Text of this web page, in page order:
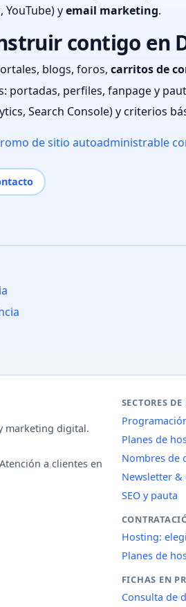
YouTube) yemail marketing.
contigo en
blogs, foros, carritos de
portadas, perfiles, fanpage y
Search Console) y criterios
de sitio autoadministrable
marketing digital.
a clientes en
SECTORES DE
Planes de
Nombres de
Newsletter &
SEO y pauta
Hosting:
Planes de
FICHAS EN
Consulta de